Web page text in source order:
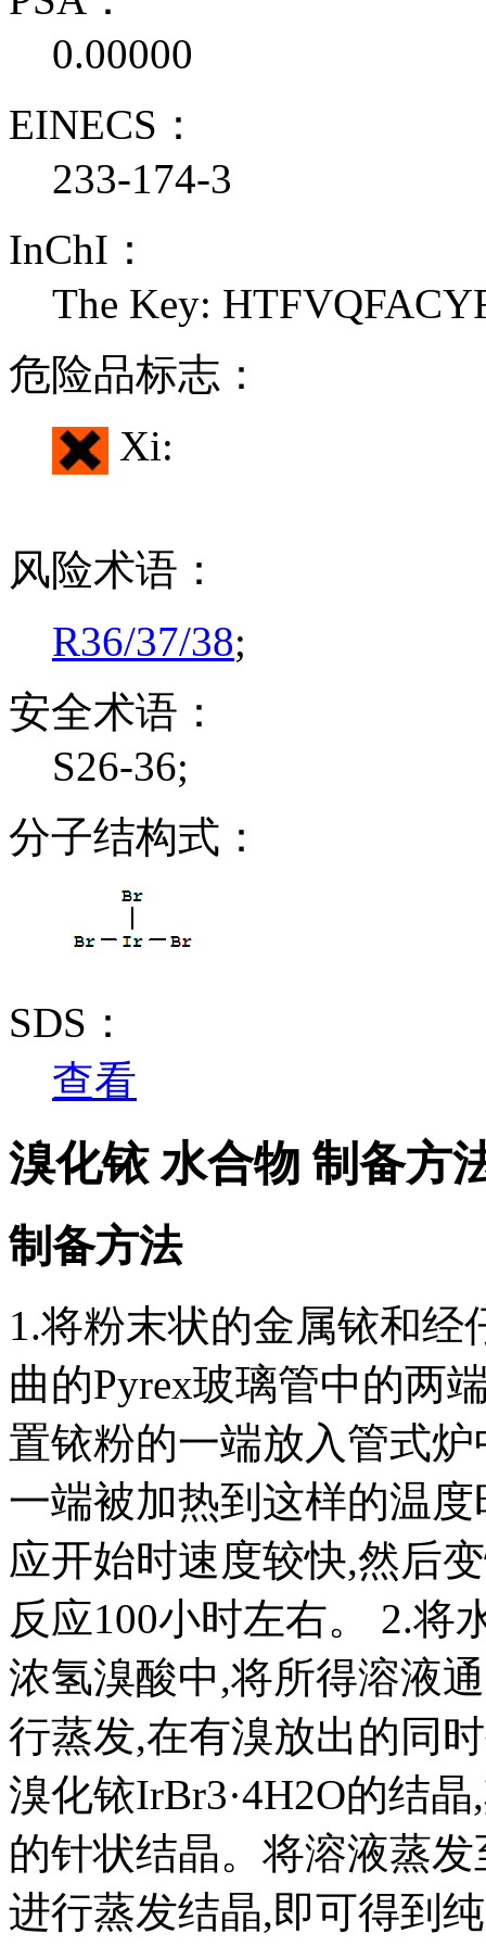
0.00000
EINECS：
233-174-3
InChI：
The Key:
危险品标志：
Xi:
风险术语：
R36/37/38;
安全术语：
S26-36;
分子结构式：
SDS：
查看
溴化铱 水合物 制备方
制备方法
1.将粉末状的金属铱和
曲的Pyrex玻璃管中的两
置铱粉的一端放入管式
一端被加热到这样的温度
应开始时速度较快,然后
反应100小时左右。 2.将
浓氢溴酸中,将所得溶液
行蒸发,在有溴放出的同
溴化铱IrBr3·4H2O的结
的针状结晶。将溶液蒸
进行蒸发结晶,即可得到